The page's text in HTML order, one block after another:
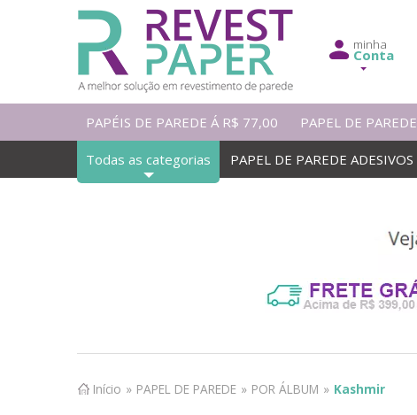
minha
Conta
PAPÉIS DE PAREDE Á R$ 77,00 PAPEL DE PAREDE
Todas as categorias PAPEL DE PAREDE ADESIVOS
Início » PAPEL DE PAREDE » POR ÁLBUM » Kashmir